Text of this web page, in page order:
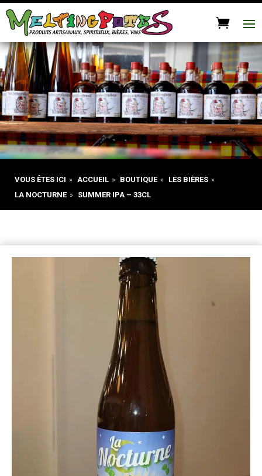
VOUS ÊTES ICI » ACCUEIL » BOUTIQUE » LES BIÈRES »
LA NOCTURNE » SUMMER IPA – 33CL